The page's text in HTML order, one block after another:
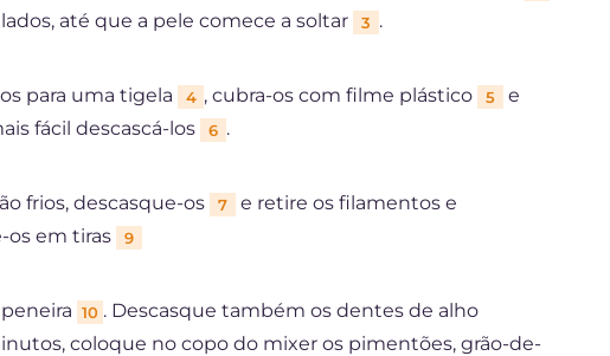
até que a pele comece a soltar 3 .
para uma tigela 4 , cubra-os com filme plástico 5
e
fácil descascá-los
6 .
frios, descasque-os 7
e retire os filamentos e
os em tiras 9
10 . Descasque também os dentes de alho
coloque no copo do mixer os pimentões, grão-de-